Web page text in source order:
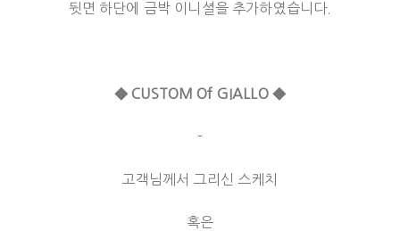
뒷면 하단에 금박 이니셜을 추가하였습니다.
◆ CUSTOM Of GIALLO ◆
-
고객님께서 그리신 스케치
혹은